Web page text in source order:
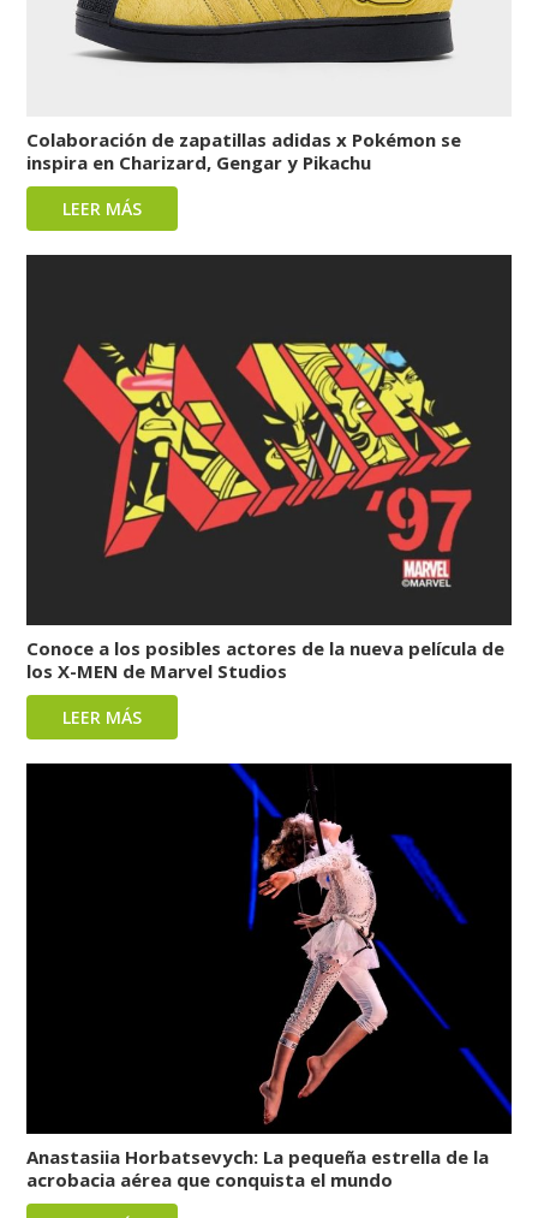
Colaboración de zapatillas adidas x Pokémon se
inspira en Charizard, Gengar y Pikachu
LEER MÁS
Conoce a los posibles actores de la nueva película de
los X-MEN de Marvel Studios
LEER MÁS
Anastasiia Horbatsevych: La pequeña estrella de la
acrobacia aérea que conquista el mundo